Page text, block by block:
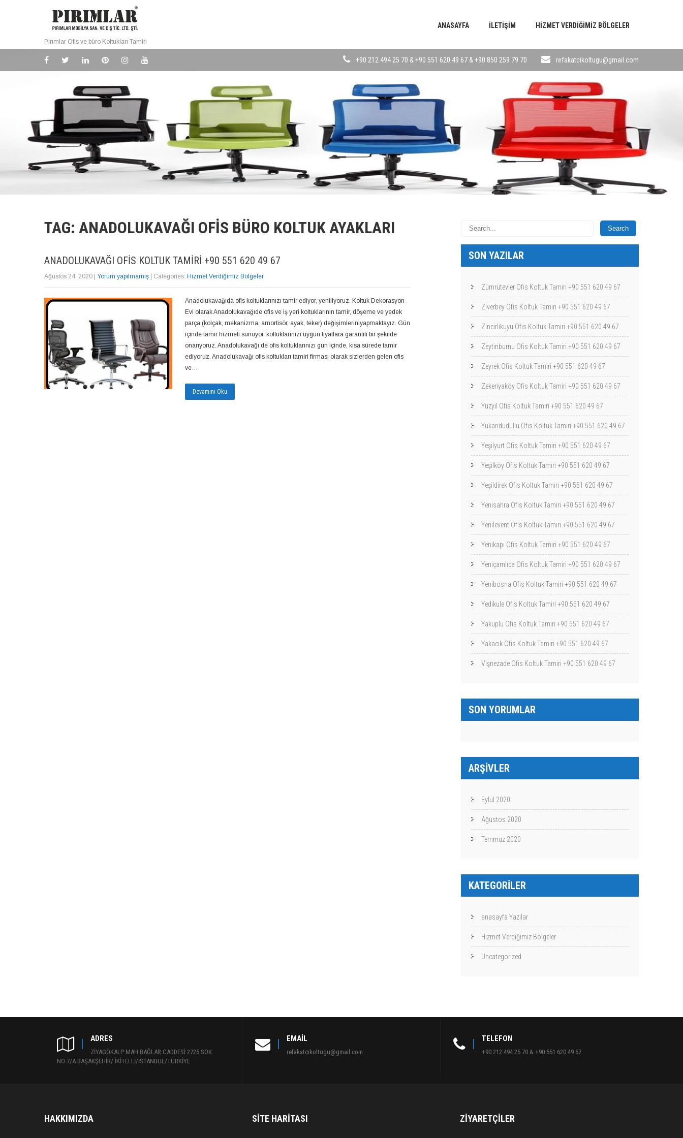
Pırımlar Ofis ve büro Koltukları Tamiri
ANASAYFA İLETIŞIM HIZMET VERDIĞIMIZ BÖLGELER
+90 212 494 25 70 & +90 551 620 49 67 & +90 850 259 79 70 refakatcikoltugu@gmail.com
TAG: ANADOLUKAVAĞI OFIS BÜRO KOLTUK AYAKLARI
ANADOLUKAVAĞI OFIS KOLTUK TAMIRI +90 551 620 49 67
Ağustos 24, 2020 Yorum yapılmamış | Categories: Hizmet Verdiğimiz Bölgeler
Anadolukavağıda ofis koltuklarınızı tamir ediyor, yeniliyoruz. Koltuk Dekorasyon
Evi olarak Anadolukavağıde ofis ve iş yeri koltuklarının tamir, döşeme ve yedek
parça (kolçak, mekanizma, amortisör, ayak, teker) değişimleriniyapmaktayız. Gün
içinde tamir hizmeti sunuyor, koltuklarınızı uygun fiyatlara garantili bir şekilde
onarıyoruz. Anadolukavağı de ofis koltuklarınızı gün içinde, kısa sürede tamir
ediyoruz. Anadolukavağı ofis koltukları tamiri firması olarak sizlerden gelen ofis
ve…
Devamını Oku
SON YAZILAR
Zümrütevler Ofis Koltuk Tamiri +90 551 620 49 67
Ziverbey Ofis Koltuk Tamiri +90 551 620 49 67
Zincirlikuyu Ofis Koltuk Tamiri +90 551 620 49 67
Zeytinburnu Ofis Koltuk Tamiri +90 551 620 49 67
Zeyrek Ofis Koltuk Tamiri +90 551 620 49 67
Zekeriyaköy Ofis Koltuk Tamiri +90 551 620 49 67
Yüzyıl Ofis Koltuk Tamiri +90 551 620 49 67
Yukarıdudullu Ofis Koltuk Tamiri +90 551 620 49 67
Yeşilyurt Ofis Koltuk Tamiri +90 551 620 49 67
Yeşilköy Ofis Koltuk Tamiri +90 551 620 49 67
Yeşildirek Ofis Koltuk Tamiri +90 551 620 49 67
Yenisahra Ofis Koltuk Tamiri +90 551 620 49 67
Yenilevent Ofis Koltuk Tamiri +90 551 620 49 67
Yenikapı Ofis Koltuk Tamiri +90 551 620 49 67
Yeniçamlıca Ofis Koltuk Tamiri +90 551 620 49 67
Yenibosna Ofis Koltuk Tamiri +90 551 620 49 67
Yedikule Ofis Koltuk Tamiri +90 551 620 49 67
Yakuplu Ofis Koltuk Tamiri +90 551 620 49 67
Yakacık Ofis Koltuk Tamiri +90 551 620 49 67
Vişnezade Ofis Koltuk Tamiri +90 551 620 49 67
SON YORUMLAR
ARŞIVLER
Eylül 2020
Ağustos 2020
Temmuz 2020
KATEGORILER
anasayfa Yazılar
Hizmet Verdiğimiz Bölgeler
Uncategorized
ADRES
ZİYAGÖKALP MAH BAĞLAR CADDESİ 2725 SOK
NO:7/A BAŞAKŞEHİR/ İKİTELLİ/İSTANBUL/TÜRKİYE
EMAIL
refakatcikoltugu@gmail.com
TELEFON
+90 212 494 25 70 & +90 551 620 49 67
HAKKIMIZDA SITE HARITASI ZIYARETÇILER